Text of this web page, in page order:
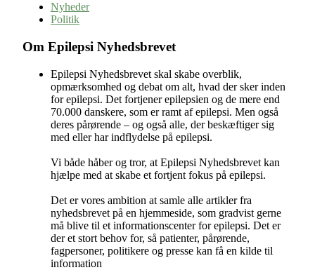
Nyheder
Politik
Om Epilepsi Nyhedsbrevet
Epilepsi Nyhedsbrevet skal skabe overblik,
opmærksomhed og debat om alt, hvad der sker inden
for epilepsi. Det fortjener epilepsien og de mere end
70.000 danskere, som er ramt af epilepsi. Men også
deres pårørende – og også alle, der beskæftiger sig
med eller har indflydelse på epilepsi.
Vi både håber og tror, at Epilepsi Nyhedsbrevet kan
hjælpe med at skabe et fortjent fokus på epilepsi.
Det er vores ambition at samle alle artikler fra
nyhedsbrevet på en hjemmeside, som gradvist gerne
må blive til et informationscenter for epilepsi. Det er
der et stort behov for, så patienter, pårørende,
fagpersoner, politikere og presse kan få en kilde til
information